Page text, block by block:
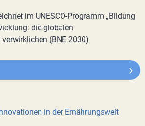
im UNESCO-Programm „Bildung
die globalen
(BNE 2030)
in der Ernährungswelt